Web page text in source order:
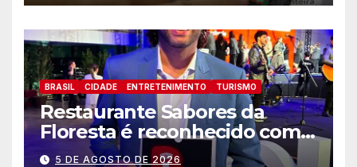
BRASIL CIDADE ENTRETENIMENTO TURISMO
Restaurante Sabores da
Floresta é reconhecido como
um dos Lugares Imperdíveis
5 DE AGOSTO DE 2026